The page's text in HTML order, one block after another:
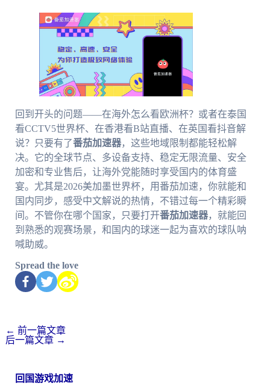
回到开头的问题——在海外怎么看欧洲杯？或者在泰国
看CCTV5世界杯、在香港看B站直播、在英国看抖音解
说？只要有了番茄加速器，这些地域限制都能轻松解
决。它的全球节点、多设备支持、稳定无限流量、安全
加密和专业售后，让海外党能随时享受国内的体育盛
宴。尤其是2026美加墨世界杯，用番茄加速，你就能和
国内同步，感受中文解说的热情，不错过每一个精彩瞬
间。不管你在哪个国家，只要打开番茄加速器，就能回
到熟悉的观赛场景，和国内的球迷一起为喜欢的球队呐
喊助威。
Spread the love
← 前一篇文章
后一篇文章 →
回国游戏加速